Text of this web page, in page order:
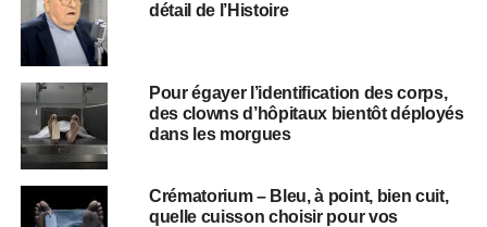
détail de l’Histoire
Pour égayer l’identification des corps,
des clowns d’hôpitaux bientôt déployés
dans les morgues
Crématorium – Bleu, à point, bien cuit,
quelle cuisson choisir pour vos